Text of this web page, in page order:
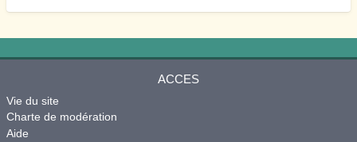
ACCES
Vie du site
Charte de modération
Aide